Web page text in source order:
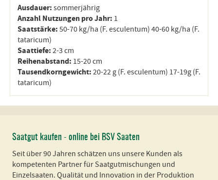
Ausdauer: sommerjährig
Anzahl Nutzungen pro Jahr: 1
Saatstärke: 50-70 kg/ha (F. esculentum) 40-60 kg/ha (F.
tataricum)
Saattiefe: 2-3 cm
Reihenabstand: 15-20 cm
Tausendkorngewicht: 20-22 g (F. esculentum) 17-19g (F.
tataricum)
Saatgut kaufen - online bei BSV Saaten
Seit über 90 Jahren schätzen uns unsere Kunden als
kompetenten Partner für Saatgutmischungen und
Einzelsaaten. Qualität und Innovation in der Produktion